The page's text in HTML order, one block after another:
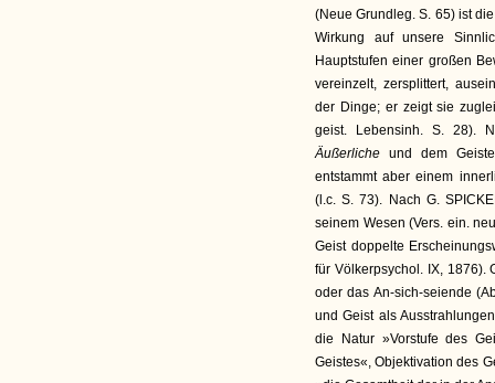
(Neue Grundleg. S. 65) ist
Wirkung auf unsere
Hauptstufen einer großen
vereinzelt, zersplittert,
der Dinge; er zeigt sie
geist. Lebensinh. S. 28).
Äußerlicheund dem
entstammt aber einem
(l.c. S. 73). Nach G.
seinem Wesen (Vers. ein.
Geist doppelte
für Völkerpsychol. IX, 1876).
oder das An-sich-seiende
und Geist als
die Natur »Vorstufe des
Geistes«, Objektivation des